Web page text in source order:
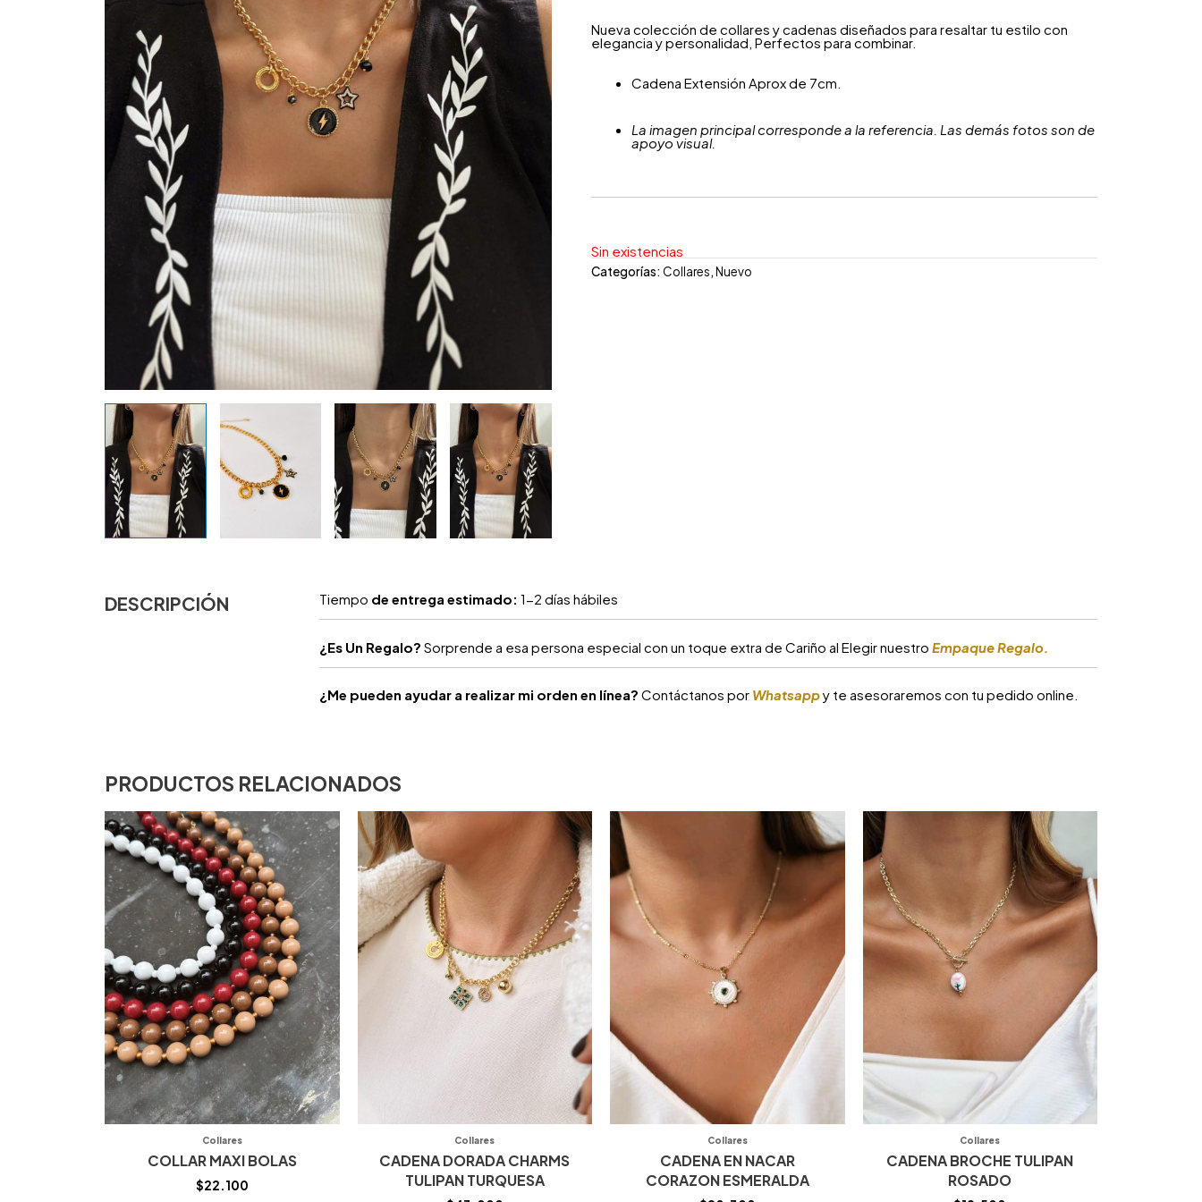
Nueva colección de collares y cadenas diseñados para resaltar tu estilo con
elegancia y personalidad, Perfectos para combinar.
Cadena Extensión Aprox de 7cm.
La imagen principal corresponde a la referencia. Las demás fotos son de
apoyo visual.
Sin existencias
Categorías: Collares,Nuevo
DESCRIPCIÓN Tiempo de entrega estimado: 1-2 días hábiles
¿ Es Un Regalo? Sorprende a esa persona especial con un toque extra de Cariño al Elegir nuestro Empaque Regalo.
¿Me pueden ayudar a realizar mi orden en línea? Contáctanos por Whatsappy te asesoraremos con tu pedido online.
PRODUCTOS RELACIONADOS
Collares
COLLAR MAXI BOLAS
$22.100
Collares
CADENA DORADA CHARMS
TULIPAN TURQUESA
Collares
CADENA EN NACAR
CORAZON ESMERALDA
Collares
CADENA BROCHE TULIPAN
ROSADO